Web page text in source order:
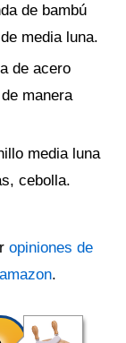
de bambú
media luna.
de acero
manera
media luna
cebolla.
opiniones de
.